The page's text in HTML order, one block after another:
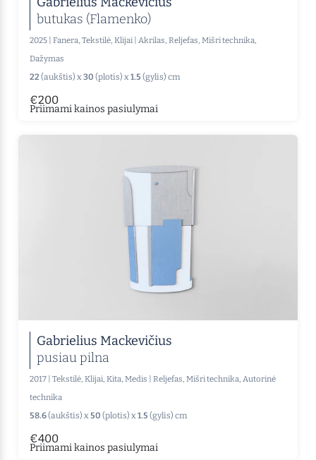
butukas (Flamenko)
2025 | Fanera, Tekstilė, Klijai | Akrilas, Reljefas, Mišri technika,
Dažymas
22 (aukštis) x 30 (plotis) x 1.5 (gylis) cm
€200
Priimami kainos pasiulymai
Gabrielius Mackevičius
pusiau pilna
2017 Tekstilė, Klijai, Kita, Medis
Reljefas, Mišri technika, Autorinė
technika
58.6(aukštis) x50 (plotis) x1.5 (gylis) cm
€400
Priimami kainos pasiulymai